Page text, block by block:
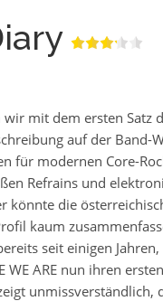
wir mit dem ersten Satz
auf der Band-
für modernen Core-
Refrains und
könnte die
kaum
seit einigen
WE ARE nun ihren
unmissverständlich,